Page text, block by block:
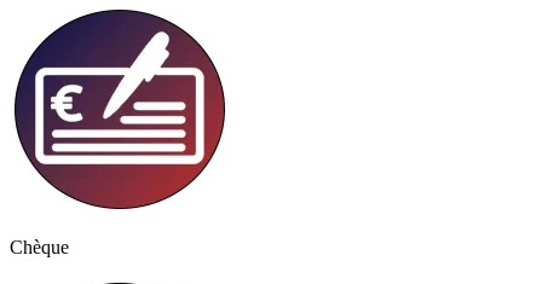
Chèque